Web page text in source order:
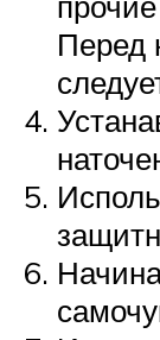
Перед